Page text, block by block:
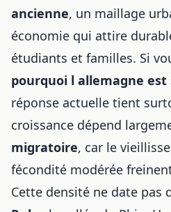
ancienne, un maillage
économie qui attire
étudiants et familles. Si
pourquoi l allemagne est
réponse actuelle tient
croissance dépend
migratoire, car le
fécondité modérée
Cette densité ne date pas